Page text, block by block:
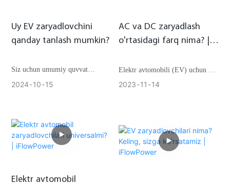
Uy EV zaryadlovchini
qanday tanlash mumkin?
Siz uchun umumiy quvvat
stansiyasini topish qiyinmi?
stansiyalarining yuqori
to'lovlaridan xavotirdamisiz?
Shaxsiy zaryadlash stantsiyasini
2024 10 15
AC va DC zaryadlash
o'rtasidagi farq nima? |
Elektr avtomobili (EV) uchun AC
zaryadlovchi yoki shahar
Biz DC zaryadlovchi va AC
2023 11 14
Elektr avtomobil